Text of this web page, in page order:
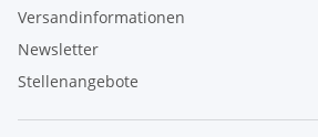
Versandinformationen
Newsletter
Stellenangebote